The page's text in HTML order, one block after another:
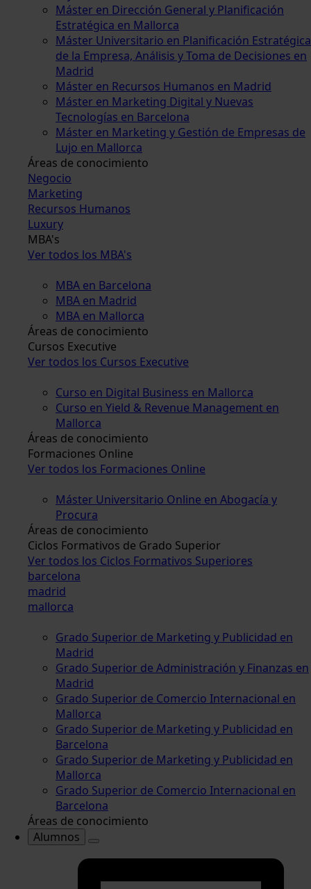
Máster en Dirección General y Planificación
Estratégica en Mallorca
Máster Universitario en Planificación Estratégica
de la Empresa, Análisis y Toma de Decisiones en
Madrid
Máster en Recursos Humanos en Madrid
Máster en Marketing Digital y Nuevas
Tecnologías en Barcelona
Máster en Marketing y Gestión de Empresas de
Lujo en Mallorca
Áreas de conocimiento
Negocio
Marketing
Recursos Humanos
Luxury
MBA's
Ver todos los MBA's
MBA en Barcelona
MBA en Madrid
MBA en Mallorca
Áreas de conocimiento
Cursos Executive
Ver todos los Cursos Executive
Curso en Digital Business en Mallorca
Curso en Yield & Revenue Management en
Mallorca
Áreas de conocimiento
Formaciones Online
Ver todos los Formaciones Online
Máster Universitario Online en Abogacía y
Procura
Áreas de conocimiento
Ciclos Formativos de Grado Superior
Ver todos los Ciclos Formativos Superiores
barcelona
madrid
mallorca
Grado Superior de Marketing y Publicidad en
Madrid
Grado Superior de Administración y Finanzas en
Madrid
Grado Superior de Comercio Internacional en
Mallorca
Grado Superior de Marketing y Publicidad en
Barcelona
Grado Superior de Marketing y Publicidad en
Mallorca
Grado Superior de Comercio Internacional en
Barcelona
Áreas de conocimiento
Alumnos